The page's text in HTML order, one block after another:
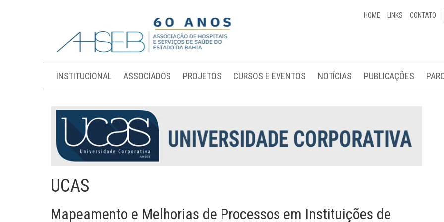
HOME LINKS CONTATO
INSTITUCIONAL ASSOCIADOS PROJETOS CURSOS E EVENTOS NOTÍCIAS PUBLICAÇÕES
UCAS
Mapeamento e Melhorias de Processos em Instituições de